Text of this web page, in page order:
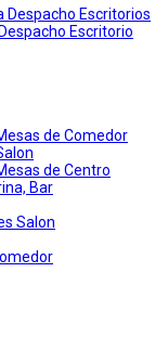
Despacho Escritorios
Escritorio
de Comedor
de Centro
Bar
Salon